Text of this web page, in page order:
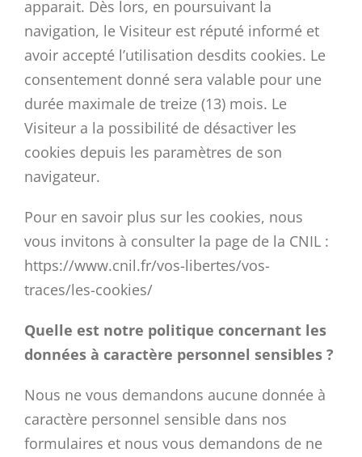
apparait. Dès lors, en poursuivant la
navigation, le Visiteur est réputé informé et
avoir accepté l’utilisation desdits cookies. Le
consentement donné sera valable pour une
durée maximale de treize (13) mois. Le
Visiteur a la possibilité de désactiver les
cookies depuis les paramètres de son
navigateur.
Pour en savoir plus sur les cookies, nous
vous invitons à consulter la page de la CNIL :
https://www.cnil.fr/vos-libertes/vos-
traces/les-cookies/
Quelle est notre politique concernant les
données à caractère personnel sensibles ?
Nous ne vous demandons aucune donnée à
caractère personnel sensible dans nos
formulaires et nous vous demandons de ne